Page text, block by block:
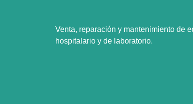
Venta, reparación y mantenimiento de
hospitalario y de laboratorio.